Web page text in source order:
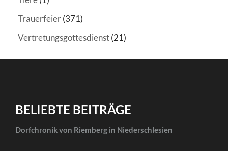
Trauerfeier(371)
Vertretungsgottesdienst(21)
BELIEBTE BEITRÄGE
Dorfchronik von Riemberg in Niederschlesien